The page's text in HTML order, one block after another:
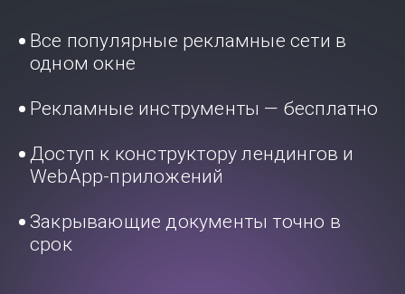
Все популярные рекламные сети в
одном окне
Рекламные инструменты — бесплатно
Доступ к конструктору лендингов и
WebApp-приложений
Закрывающие документы точно в
срок